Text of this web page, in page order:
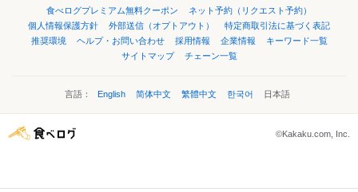
食べログプレミアム無料クーポン
ネット予約（リクエスト予約）
個人情報保護方針
外部送信（オプトアウト）
特定商取引法に基づく表記
推奨環境
ヘルプ・お問い合わせ 採用情報 企業情報
キーワード一覧
サイトマップ
チェーン一覧
言語： English 简体中文 繁體中文 한국어 日本語
©Kakaku.com, Inc.